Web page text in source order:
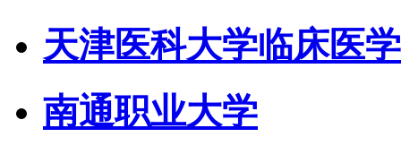
天津医科大学临床医
南通职业大学